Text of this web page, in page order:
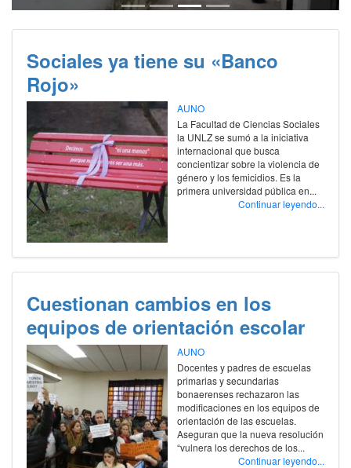
Sociales ya tiene su «Banco
Rojo»
AUNO
La Facultad de Ciencias Sociales
la UNLZ se sumó a la iniciativa
internacional que busca
concientizar sobre la violencia de
género y los femicidios. Es la
primera universidad pública en...
Continuar leyendo...
Cuestionan cambios en los
equipos de orientación escolar
AUNO
Docentes y padres de escuelas
primarias y secundarias
bonaerenses rechazaron las
modificaciones en los equipos de
orientación de las escuelas.
Aseguran que la nueva resolución
“vulnera los derechos de los...
Continuar leyendo...